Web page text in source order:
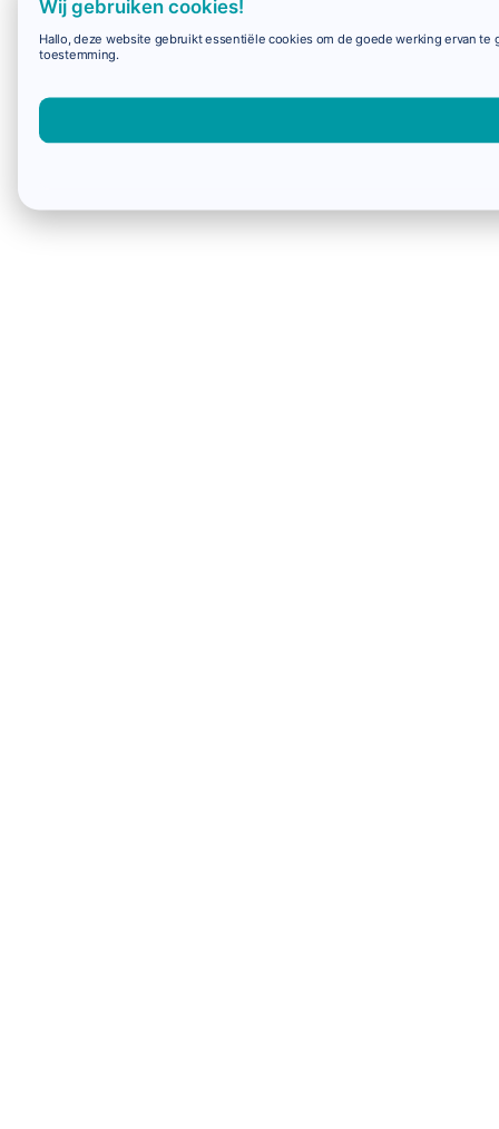
Wij gebruiken cookies!
Hallo, deze website gebruikt essentiële cookies om de goede werking ervan
toestemming.